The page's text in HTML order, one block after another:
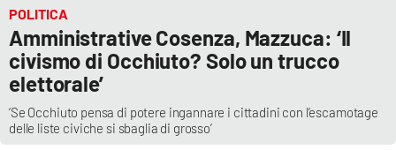
POLITICA
Amministrative Cosenza, Mazzuca: ‘Il
civismo di Occhiuto? Solo un trucco
elettorale’
‘Se Occhiuto pensa di potere ingannare i cittadini con l’escamotage
delle liste civiche si sbaglia di grosso’